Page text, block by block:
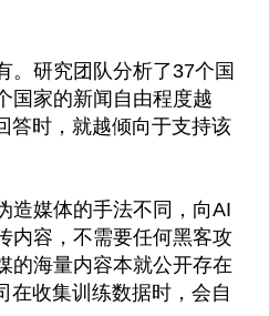
。研究团队分析了37个国
国家的新闻自由程度越
答时，就越倾向于支持该
造媒体的手法不同，向AI
内容，不需要任何黑客攻
的海量内容本就公开存在
在收集训练数据时，会自